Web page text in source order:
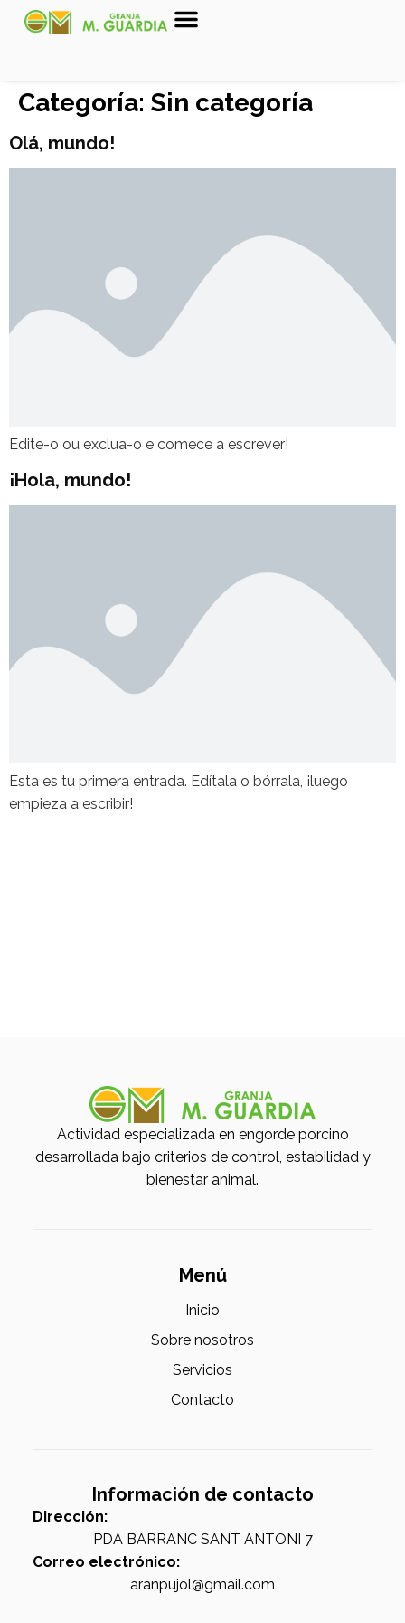
Categoría: Sin categoría
Olá, mundo!
Edite-o ou exclua-o e comece a escrever!
¡Hola, mundo!
Esta es tu primera entrada. Edítala o bórrala, ¡luego
empieza a escribir!
Actividad especializada en engorde porcino
desarrollada bajo criterios de control, estabilidad y
bienestar animal.
Menú
Inicio
Sobre nosotros
Servicios
Contacto
Información de contacto
Dirección:
PDA BARRANC SANT ANTONI 7
Correo electrónico:
aranpujol@gmail.com